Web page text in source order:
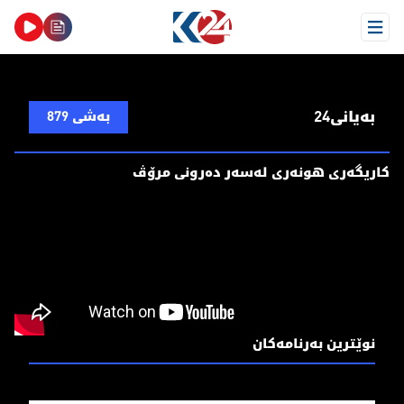
Open Menu
بەیانی24 بەشی 879
کاریگەری هونەری لەسەر دەرونی مرۆڤ
نوێترین بەرنامەکان